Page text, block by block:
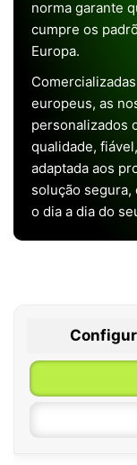
norma garante
cumpre os
Europa.
europeus, as
personalizados
qualidade,
adaptada aos
solução
o dia a dia do